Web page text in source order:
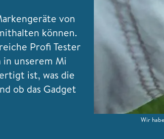
von
können.
Profi Tester
unserem Mi
ist, was die
ob das Gadget
Wir